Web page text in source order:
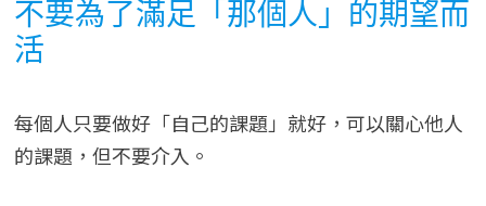
不要為了滿足「那個人」的期望而
活
每個人只要做好「自己的課題」就好，可以關心他人
的課題，但不要介入。